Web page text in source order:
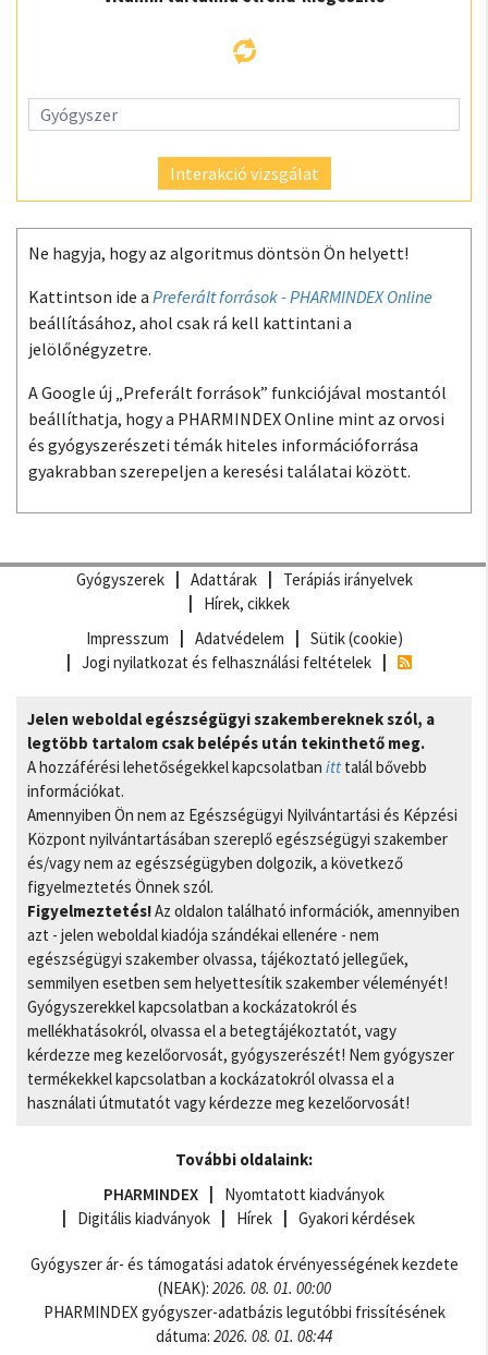
Interakció vizsgálat
Ne hagyja, hogy az algoritmus döntsön Ön helyett!
Kattintson ide a Preferált források - PHARMINDEX Online
beállításához, ahol csak rá kell kattintani a
jelölőnégyzetre.
A Google új „Preferált források” funkciójával mostantól
beállíthatja, hogy a PHARMINDEX Online mint az orvosi
és gyógyszerészeti témák hiteles információforrása
gyakrabban szerepeljen a keresési találatai között.
Gyógyszerek Adattárak
Terápiás irányelvek
Hírek, cikkek
Impresszum
Adatvédelem
Sütik (cookie)
Jogi nyilatkozat és felhasználási feltételek
Jelen weboldal egészségügyi szakembereknek szól, a
legtöbb tartalom csak belépés után tekinthető meg.
A hozzáférési lehetőségekkel kapcsolatban itt talál bővebb
információkat.
Amennyiben Ön nem az Egészségügyi Nyilvántartási és Képzési
Központ nyilvántartásában szereplő egészségügyi szakember
és/vagy nem az egészségügyben dolgozik, a következő
figyelmeztetés Önnek szól.
Figyelmeztetés!Az oldalon található információk, amennyiben
azt - jelen weboldal kiadója szándékai ellenére - nem
egészségügyi szakember olvassa, tájékoztató jellegűek,
semmilyen esetben sem helyettesítik szakember véleményét!
Gyógyszerekkel kapcsolatban a kockázatokról és
mellékhatásokról, olvassa el a betegtájékoztatót, vagy
kérdezze meg kezelőorvosát, gyógyszerészét! Nem gyógyszer
termékekkel kapcsolatban a kockázatokról olvassa el a
használati útmutatót vagy kérdezze meg kezelőorvosát!
További oldalaink:
PHARMINDEX
Nyomtatott kiadványok
Digitális kiadványok
Hírek Gyakori kérdések
Gyógyszer ár- és támogatási adatok érvényességének kezdete
(NEAK): 2026. 08. 01. 00:00
PHARMINDEX gyógyszer-adatbázis legutóbbi frissítésének
dátuma: 2026. 08. 01. 08:44